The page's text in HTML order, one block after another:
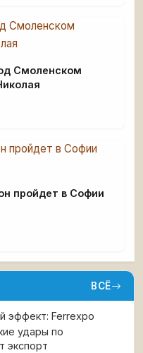
Смоленском
пройдет в Софии
ВСЁ
эффект: Ferrexpo
удары по
экспорт